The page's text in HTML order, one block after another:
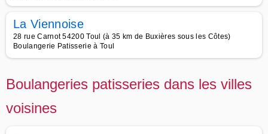
La Viennoise
28 rue Carnot 54200 Toul (à 35 km de Buxières sous les Côtes)
Boulangerie Patisserie à Toul
Boulangeries patisseries dans les villes
voisines